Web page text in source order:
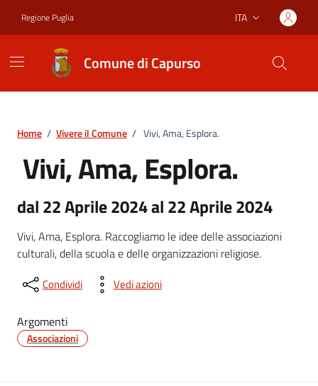
Regione Puglia Lingua attiva:
ITA
Comune di Capurso
Home / Vivere il Comune / Vivi, Ama, Esplora.
Vivi, Ama, Esplora.
dal 22 Aprile 2024 al 22 Aprile 2024
Vivi, Ama, Esplora. Raccogliamo le idee delle associazioni
culturali, della scuola e delle organizzazioni religiose.
Condividi Vedi azioni
Argomenti
Associazioni